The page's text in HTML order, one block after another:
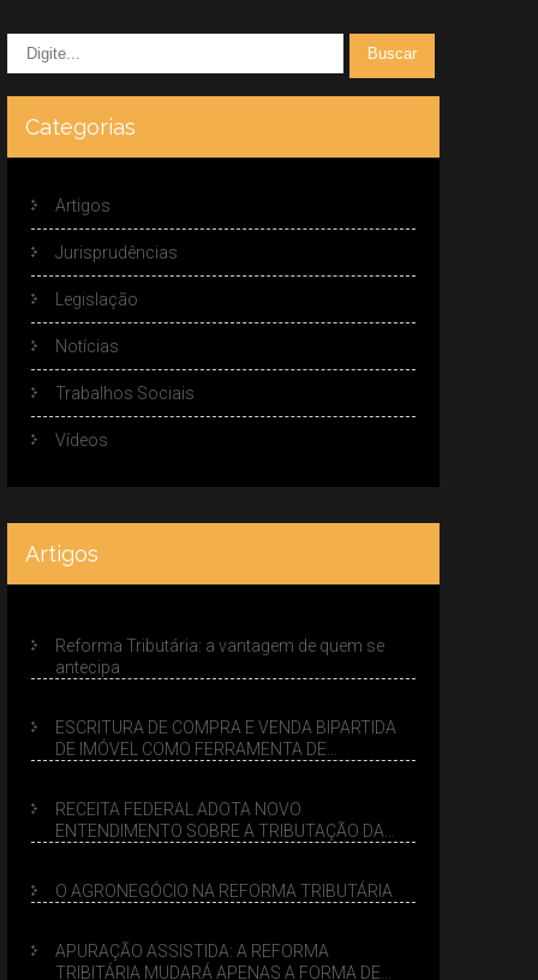
Categorias
Artigos
Jurisprudências
Legislação
Notícias
Trabalhos Sociais
Vídeos
Artigos
Reforma Tributária: a vantagem de quem se
antecipa
ESCRITURA DE COMPRA E VENDA BIPARTIDA
DE IMÓVEL COMO FERRAMENTA DE
RECEITA FEDERAL ADOTA NOVO
ENTENDIMENTO SOBRE A TRIBUTAÇÃO DA
O AGRONEGÓCIO NA REFORMA TRIBUTÁRIA
APURAÇÃO ASSISTIDA: A REFORMA
TRIBITÁRIA MUDARÁ APENAS A FORMA DE